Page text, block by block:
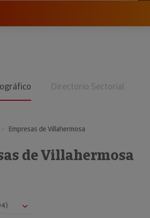
Directorio Sectorial
Empresas de Villahermosa
de Villahermosa